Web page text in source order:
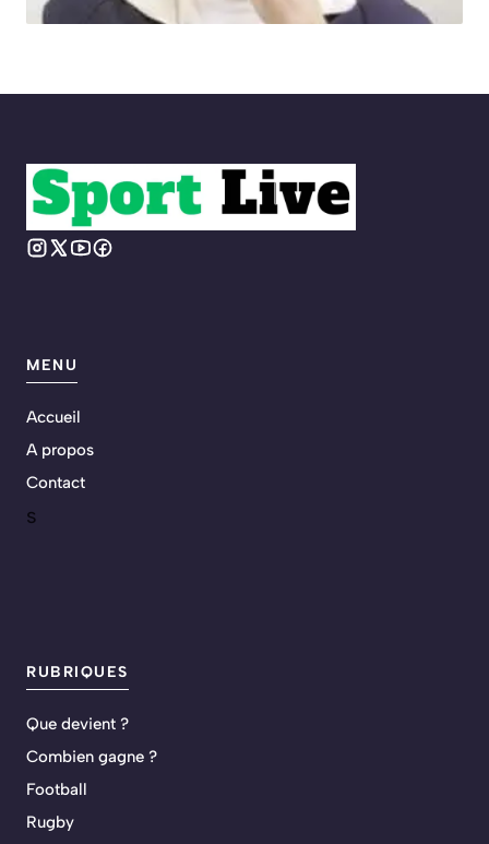
MENU
Accueil
A propos
Contact
s
RUBRIQUES
Que devient ?
Combien gagne ?
Football
Rugby